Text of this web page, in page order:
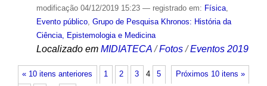
modificação04/12/2019 15:23 — registrado em: Física,
Evento público, Grupo de Pesquisa Khronos: História da
Ciência, Epistemologia e Medicina
Localizado em MIDIATECA /Fotos /Eventos 2019
« 10 itens anteriores Próximos 10 itens »
1 2 3 4 5